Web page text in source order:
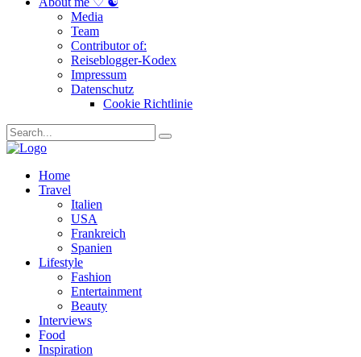
Media
Team
Contributor of:
Reiseblogger-Kodex
Impressum
Datenschutz
Cookie Richtlinie
Home
Travel
Italien
USA
Frankreich
Spanien
Lifestyle
Fashion
Entertainment
Beauty
Interviews
Food
Inspiration